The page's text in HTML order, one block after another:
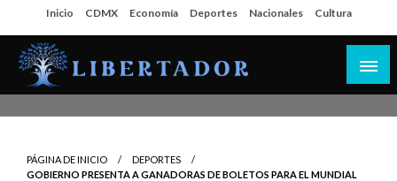
al
contenido
Inicio CDMX Economía Deportes Nacionales Cultura
PÁGINA DE INICIO
DEPORTES
GOBIERNO PRESENTA A GANADORAS DE BOLETOS PARA EL MUNDIAL